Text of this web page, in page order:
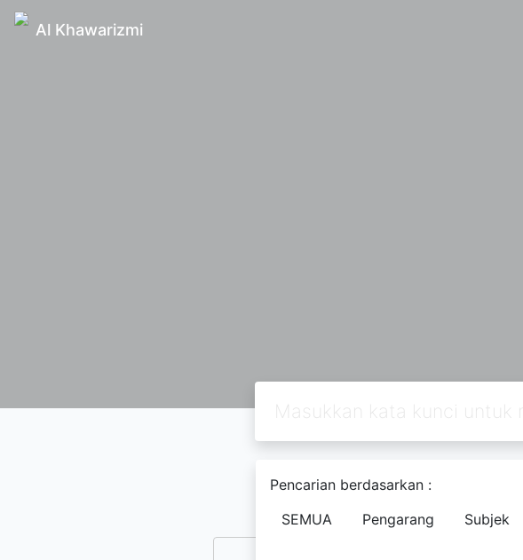
Al Khawarizmi
Pencarian berdasarkan :
SEMUA
Pengarang Subjek
Pilih